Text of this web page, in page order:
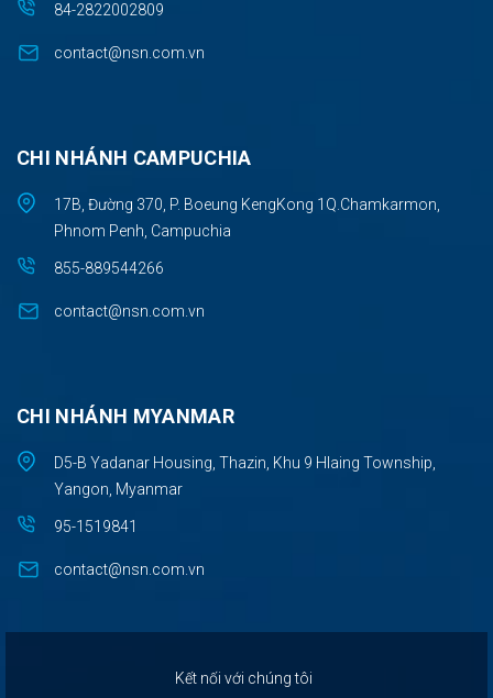
84-2822002809
contact@nsn.com.vn
CHI NHÁNH CAMPUCHIA
17B, Đường 370, P. Boeung KengKong 1Q.Chamkarmon,
Phnom Penh, Campuchia
855-889544266
contact@nsn.com.vn
CHI NHÁNH MYANMAR
D5-B Yadanar Housing, Thazin, Khu 9 Hlaing Township,
Yangon, Myanmar
95-1519841
contact@nsn.com.vn
Kết nối với chúng tôi